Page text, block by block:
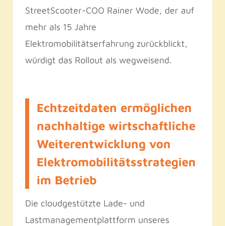
StreetScooter-COO Rainer Wode, der auf
mehr als 15 Jahre
Elektromobilitätserfahrung zurückblickt,
würdigt das Rollout als wegweisend.
Echtzeitdaten ermöglichen
nachhaltige wirtschaftliche
Weiterentwicklung von
Elektromobilitätsstrategien
im Betrieb
Die cloudgestützte Lade- und
Lastmanagementplattform unseres